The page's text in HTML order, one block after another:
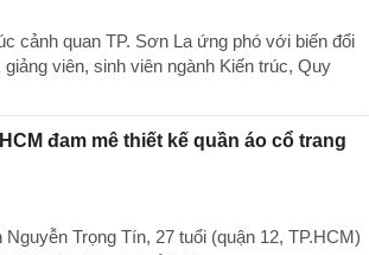
cảnh quan TP. Sơn La ứng phó với biến đổi
viên, sinh viên ngành Kiến trúc, Quy
đam mê thiết kế quần áo cổ trang
Trọng Tín, 27 tuổi (quận 12, TP.HCM)